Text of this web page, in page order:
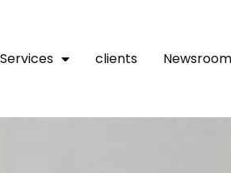
Services clients Newsroom